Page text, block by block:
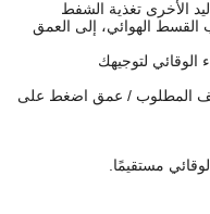
الهوائي، إلى العمق
لتوجيهك
المطلوب / عمق اضغط على